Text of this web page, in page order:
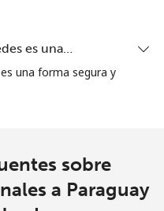
es una…
una forma segura y
sobre
a Paraguay